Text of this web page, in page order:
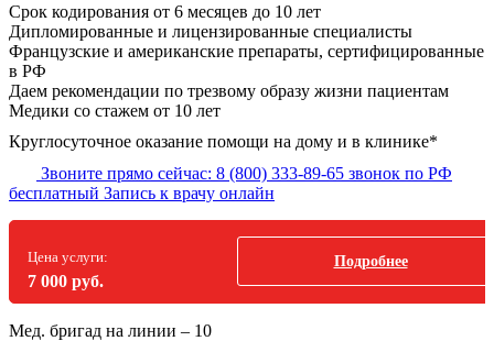
Срок кодирования от 6 месяцев до 10 лет
Дипломированные и лицензированные специалисты
Французские и американские препараты, сертифицированные
в РФ
Даем рекомендации по трезвому образу жизни пациентам
Медики со стажем от 10 лет
Круглосуточное оказание помощи на дому и в клинике*
Звоните прямо сейчас: 8 (800) 333-89-65 звонок по РФ
бесплатный Запись к врачу онлайн
Цена услуги:
7 000 руб.
Подробнее
Мед. бригад на линии – 10